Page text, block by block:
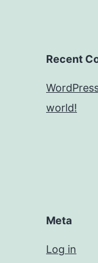
Recent
world!
Meta
Log in